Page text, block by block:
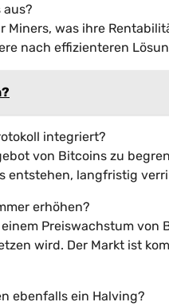
aus?
was ihre
nach effizienteren
integriert?
von Bitcoins zu
entstehen, langfristig
erhöhen?
Preiswachstum
wird. Der Markt ist
ebenfalls ein Halving?